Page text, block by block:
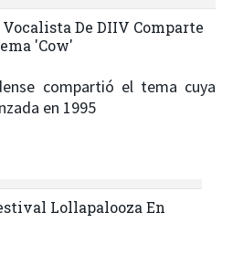
De DIIV Comparte
'Cow'
compartió el tema cuya
en 1995
Lollapalooza En